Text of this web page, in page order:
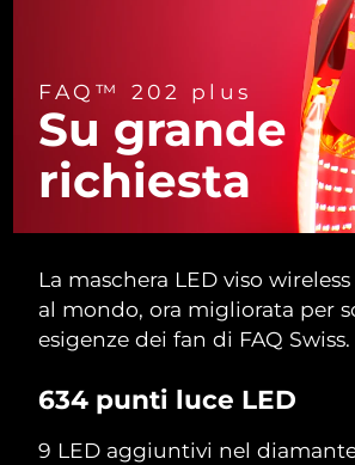
FAQ™ 202 plus
Su grande
richiesta
La maschera LED viso
al mondo, ora migliorata per
esigenze dei fan di FAQ Swiss.
634 punti luce LED
9 LED aggiuntivi nel